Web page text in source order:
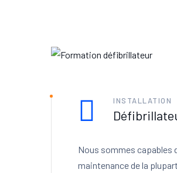
INSTALLATION
Nous sommes capables
maintenance de la